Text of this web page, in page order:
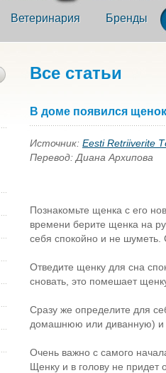
Ветеринария Бренды
Все статьи
В доме появился щенок
Источник: Eesti Retriiverite
Перевод: Диана Архипова
Познакомьте щенка с его
времени берите щенка на
себя спокойно и не
Отведите щенку для сна
сновать, это помешает
Сразу же определите для
домашнюю или диванную) и
Очень важно с самого
Щенку и в голову не придет